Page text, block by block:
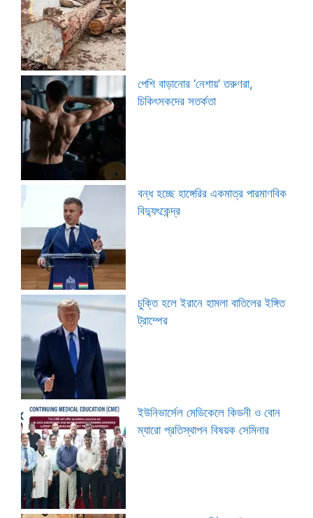
পেশি বাড়ানোর ‘নেশায়’ তরুণরা,
চিকিৎসকদের সতর্কতা
বন্ধ হচ্ছে হাঙ্গেরির একমাত্র পারমাণবিক
বিদ্যুৎকেন্দ্র
চুক্তি হলে ইরানে হামলা বাতিলের ইঙ্গিত
ট্রাম্পের
ইউনিভার্সেল মেডিকেলে কিডনী ও বোন
ম্যারো প্রতিস্থাপন বিষয়ক সেমিনার